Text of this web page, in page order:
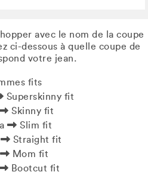
avec le nom de la coupe
ci-dessous à quelle coupe de
votre jean.
fits
Superskinny fit
Skinny fit
Slim fit
Straight fit
Mom fit
Bootcut fit